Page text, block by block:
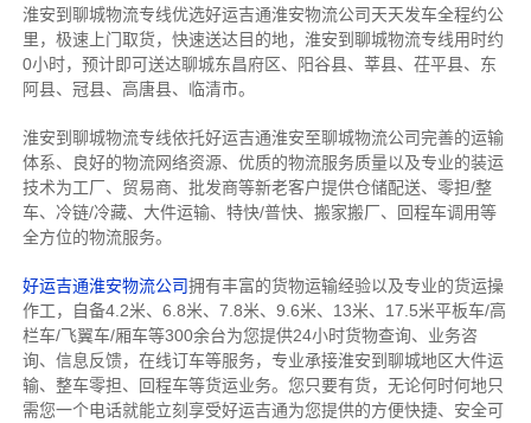
淮安到聊城物流专线优选好运吉通淮安物流公司天天发车全程约公
里， 极速上门取货，快速送达目的地，淮安到聊城物流专线用时约
0小时，预计即可送达聊城东昌府区、阳谷县、莘县、茌平县、东
阿县、冠县、高唐县、临清市。
淮安到聊城物流专线依托好运吉通淮安至聊城物流公司完善的运输
体系、良好的物流网络资源、优质的物流服务质量以及专业的装运
技术为工厂、贸易商、批发商等新老客户提供仓储配送、零担/整
车、冷链/冷藏、大件运输、特快/普快、搬家搬厂、回程车调用等
全方位的物流服务。
好运吉通淮安物流公司拥有丰富的货物运输经验以及专业的货运操
作工，自备4.2米、6.8米、7.8米、9.6米、13米、17.5米平板车/高
栏车/飞翼车/厢车等300余台为您提供24小时货物查询、业务咨
询、信息反馈，在线订车等服务， 专业承接淮安到聊城地区大件运
输、整车零担、回程车等货运业务。 您只要有货，无论何时何地只
需您一个电话就能立刻享受好运吉通为您提供的方便快捷、安全可